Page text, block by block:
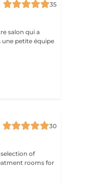
35
salon qui a
30
rooms for